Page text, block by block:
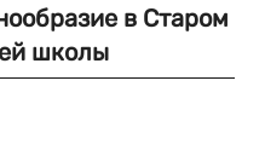
в Старом
школы